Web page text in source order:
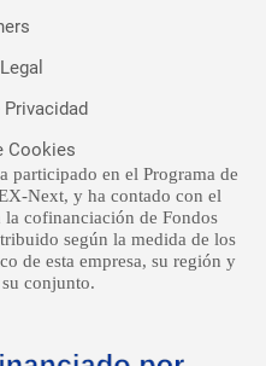
Cookies
participado en el Programa de
Next, y ha contado con el
cofinanciación de Fondos
según la medida de los
de esta empresa, su región y
conjunto.